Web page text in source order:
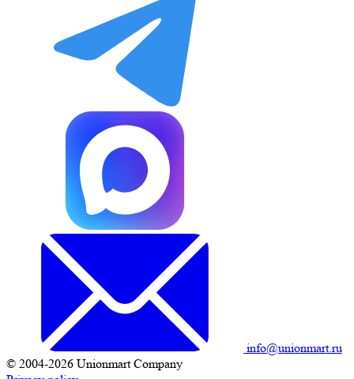
info@unionmart.ru
© 2004-2026 Unionmart Company